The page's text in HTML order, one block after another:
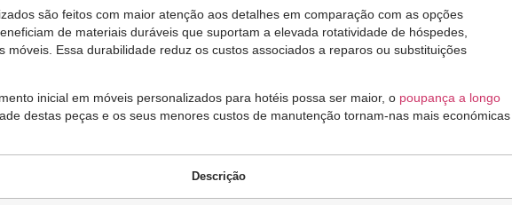
são feitos com maior atenção aos detalhes em comparação com as opções
de materiais duráveis ​​que suportam a elevada rotatividade de hóspedes,
móveis. Essa durabilidade reduz os custos associados a reparos ou substituições
inicial em móveis personalizados para hotéis possa ser maior, o poupança a longo
destas peças e os seus menores custos de manutenção tornam-nas mais económicas
Descrição